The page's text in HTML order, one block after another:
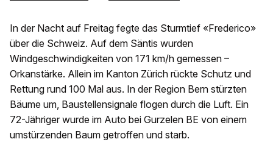
In der Nacht auf Freitag fegte das Sturmtief «Frederico»
über die Schweiz. Auf dem Säntis wurden
Windgeschwindigkeiten von 171 km/h gemessen –
Orkanstärke. Allein im Kanton Zürich rückte Schutz und
Rettung rund 100 Mal aus. In der Region Bern stürzten
Bäume um, Baustellensignale flogen durch die Luft. Ein
72-Jähriger wurde im Auto bei Gurzelen BE von einem
umstürzenden Baum getroffen und starb.